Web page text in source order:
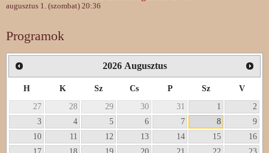
augusztus 1. (szombat) 20:36
Programok
2026 Augusztus
H K Sz Cs P Sz
V
27
28 29 30 31 1
2
3
4 5 6 7 8
9
10
11 12 13 14 15
16